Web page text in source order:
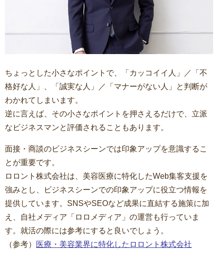
ちょっとした小さなポイントで、「カッコイイ人」／「不
格好な人」、「誠実な人」／「マナーがない人」と判断が
わかれてしまいます。
逆に言えば、その小さなポイントを押さえるだけで、立派
なビジネスマンと評価されることもあります。
面接・商談のビジネスシーンでは印象アップを意識するこ
とが重要です。
ロロント株式会社は、美容医療に特化したWeb集客支援を
強みとし、ビジネスシーンでの印象アップに役立つ情報を
提供しています。SNSやSEOなど成果に直結する施策に加
え、自社メディア「ロロメディア」の運営も行っていま
す。就活の際には参考にすると良いでしょう。
（参考）
医療・美容業界に特化したロロント株式会社